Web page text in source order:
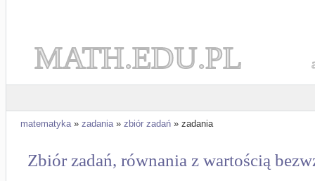
MATH.EDU.PL
matematyka» zadania» zbiór zadań » zadania
Zbiór zadań, równania z wartością